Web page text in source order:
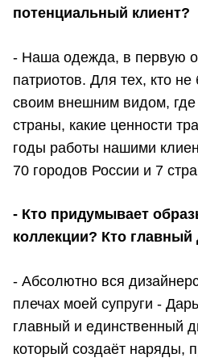
потенциальный клиент?
- Наша одежда, в первую
патриотов. Для тех, кто не
своим внешним видом, где
страны, какие ценности
годы работы нашими
70 городов России и 7
- Кто придумывает
коллекции? Кто главный
- Абсолютно вся
плечах моей супруги -
главный и единственный
который создаёт наряды,